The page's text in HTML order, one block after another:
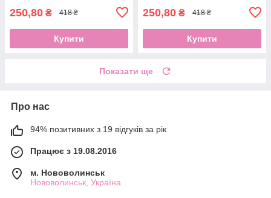
250,80 ₴ 418 ₴
Купити
250,80 ₴ 418 ₴
Купити
Показати ще
Про нас
94% позитивних з 19 відгуків за рік
Працює з 19.08.2016
м. Нововолинськ
Нововолинськ, Україна